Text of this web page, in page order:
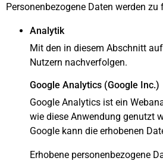
Personenbezogene Daten werden
Analytik
Mit den in diesem Abschnitt
Nutzern nachverfolgen.
Google Analytics (Google Inc.)
Google Analytics ist ein
wie diese Anwendung genutzt
Google kann die erhobenen
Erhobene personenbezogene